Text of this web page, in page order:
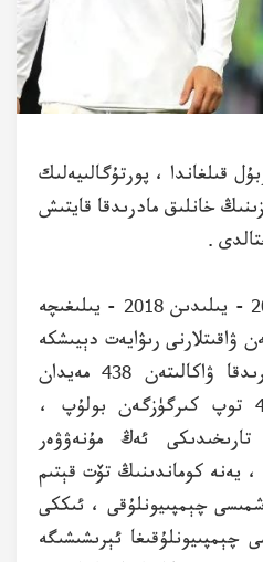
قىلغاندا ، پورتۇگالىيەلىك
خانلىق مادرىدقا قايتىش
.
رونالدوغا نىسبەتەن ، 2009 - يىلىدىن 2018 - يىلىغىچە
ۋاقىتلارنى رىۋايەت دېيىشكە
بولىدۇ . ئۇ خانلىق مادرىدقا ۋاكالىتەن 438 مەيدان
مۇسابىقىگە قاتنىشىپ 450 توپ كىرگۈزگەن بولۇپ ،
ئەڭ مۇنەۋۋەر
، يەنە كوماندىنىڭ تۆت قېتىم
چېمپىيونلۇقى ، ئىككى
چېمپىيونلۇقىغا ئېرىشىشىگە